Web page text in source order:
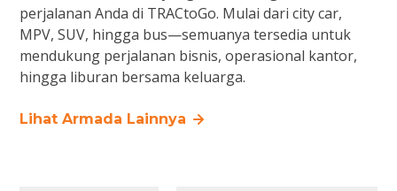
perjalanan Anda di TRACtoGo. Mulai dari city car,
MPV, SUV, hingga bus—semuanya tersedia untuk
mendukung perjalanan bisnis, operasional kantor,
hingga liburan bersama keluarga.
Lihat Armada Lainnya